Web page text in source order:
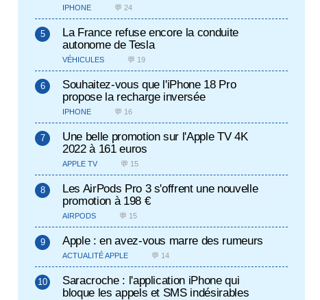
IPHONE 💬 24
La France refuse encore la conduite
autonome de Tesla
VÉHICULES 💬 19
Souhaitez-vous que l'iPhone 18 Pro
propose la recharge inversée
IPHONE 💬 16
Une belle promotion sur l'Apple TV 4K
2022 à 161 euros
APPLE TV 💬 15
Les AirPods Pro 3 s'offrent une nouvelle
promotion à 198 €
AIRPODS 💬 15
Apple : en avez-vous marre des rumeurs
ACTUALITÉ APPLE 💬 14
Saracroche : l'application iPhone qui
bloque les appels et SMS indésirables